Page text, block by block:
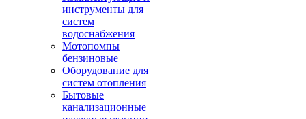
инструменты для
систем
водоснабжения
Мотопомпы
бензиновые
Оборудование для
систем отопления
Бытовые
канализационные